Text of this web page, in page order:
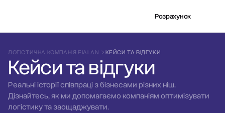
Розрахунок
ЛОГІСТИЧНА КОМПАНІЯ FIALAN КЕЙСИ ТА ВІДГУКИ
Кейси та відгуки
Реальні історії співпраці з бізнесами різних ніш.
Дізнайтесь, як ми допомагаємо компаніям оптимізувати
логістику та заощаджувати.